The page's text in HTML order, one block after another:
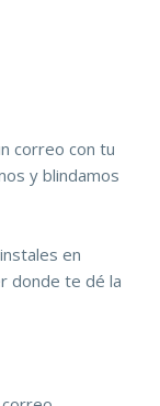
correo con tu
y blindamos
en
donde te dé la